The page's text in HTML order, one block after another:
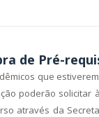
de Pré-
que
poderão solicitar
através da